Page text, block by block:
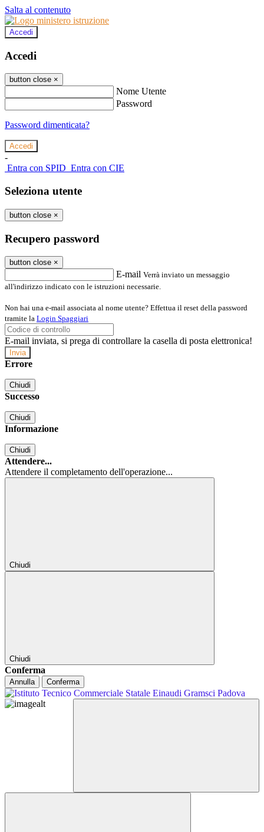
Salta al contenuto
Accedi
Accedi
button close ×
Nome Utente
Password
Password dimenticata?
-
Entra con SPID Entra con CIE
Seleziona utente
button close ×
Recupero password
button close ×
E-mail Verrà inviato un messaggio
all'indirizzo indicato con le istruzioni necessarie.
Non hai una e-mail associata al nome utente? Effettua il reset della password
tramite la Login Spaggiari
E-mail inviata, si prega di controllare la casella di posta elettronica!
Errore
Chiudi
Successo
Chiudi
Informazione
Chiudi
Attendere...
Attendere il completamento dell'operazione...
Chiudi
Chiudi
Conferma
Annulla Conferma